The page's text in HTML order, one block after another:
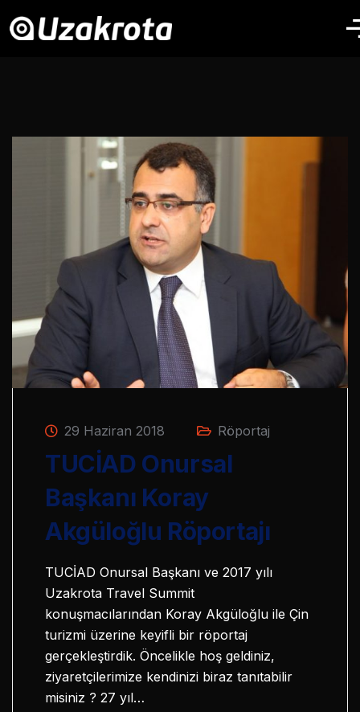
29 Haziran 2018 Röportaj
TUCİAD Onursal
Başkanı Koray
Akgüloğlu Röportajı
TUCİAD Onursal Başkanı ve 2017 yılı
Uzakrota Travel Summit
konuşmacılarından Koray Akgüloğlu ile Çin
turizmi üzerine keyifli bir röportaj
gerçekleştirdik. Öncelikle hoş geldiniz,
ziyaretçilerimize kendinizi biraz tanıtabilir
misiniz ? 27 yıl…